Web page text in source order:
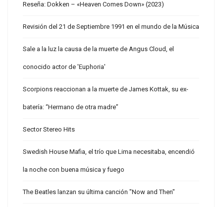
Reseña: Dokken – «Heaven Comes Down» (2023)
Revisión del 21 de Septiembre 1991 en el mundo de la Música
Sale a la luz la causa de la muerte de Angus Cloud, el
conocido actor de 'Euphoria'
Scorpions reaccionan a la muerte de James Kottak, su ex-
batería: “Hermano de otra madre”
Sector Stereo Hits
Swedish House Mafia, el trío que Lima necesitaba, encendió
la noche con buena música y fuego
The Beatles lanzan su última canción "Now and Then"